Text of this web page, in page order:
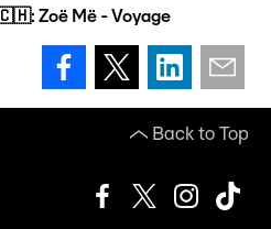
Zoë Më - Voyage
Back to Top